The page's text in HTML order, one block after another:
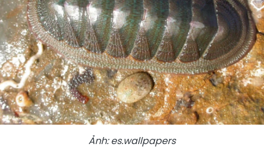
Ảnh: es.wallpapers